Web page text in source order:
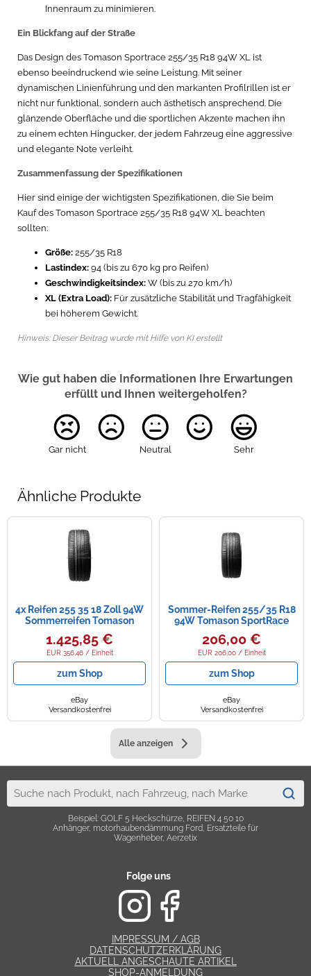
Innenraum zu minimieren.
Ein Blickfang auf der Straße
Das Design des Tomason Sportrace 255/35 R18 94W XL ist
ebenso beeindruckend wie seine Leistung. Mit seiner
dynamischen Linienführung und den markanten Profilrillen ist er
nicht nur funktional, sondern auch ästhetisch ansprechend. Die
glänzende Oberfläche und die sportlichen Akzente machen ihn
zu einem echten Hingucker, der jedem Fahrzeug eine aggressive
und elegante Note verleiht.
Zusammenfassung der Spezifikationen
Hier sind einige der wichtigsten Spezifikationen, die Sie beim
Kauf des Tomason Sportrace 255/35 R18 94W XL beachten
sollten:
Größe: 255/35 R18
Lastindex: 94 (bis zu 670 kg pro Reifen)
Geschwindigkeitsindex: W (bis zu 270 km/h)
XL (Extra Load): Für zusätzliche Stabilität und Tragfähigkeit
bei höherem Gewicht.
Hinweis: Dieser Beitrag wurde mit Hilfe von KI erstellt
Wie gut haben die Informationen Ihre Erwartungen
erfüllt und Ihnen weitergeholfen?
Gar nicht Neutral Sehr
Ähnliche Produkte
4x Reifen 255 35 18 Zoll 94W
Sommerreifen Tomason
SportRace Satz
1.425,85 €
EUR 356,46 / Einheit
zum Shop
eBay
Versandkostenfrei
Sommer-Reifen 255/35 R18
94W Tomason SportRace
280150421
206,00 €
EUR 206,00 / Einheit
zum Shop
eBay
Versandkostenfrei
Alle anzeigen
Beispiel: GOLF 5 Heckschürze, REIFEN 4 50 10
Anhänger, motorhaubendämmung Ford, Ersatzteile für
Wagenheber, Aerzetix
Folge uns
IMPRESSUM / AGB
DATENSCHUTZERKLÄRUNG
AKTUELL ANGESCHAUTE ARTIKEL
SHOP-ANMELDUNG